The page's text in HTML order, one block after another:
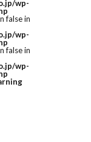
wp-
false in
wp-
false in
wp-